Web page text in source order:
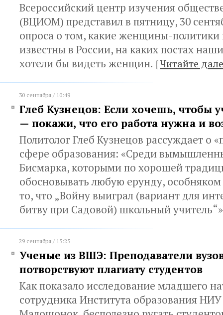
Всероссийский центр изучения
(ВЦИОМ) представил в пятницу, 30
опроса о том, какие женщины-политики
известны в России, на каких постах
хотели бы видеть женщин. {Читайте
30 сентября / 10:49
Глеб Кузнецов: Если хочешь, чтобы
— покажи, что его работа нужна и
Политолог Глеб Кузнецов рассуждает о
сфере образования: «Среди
Бисмарка, которыми по хорошей
обосновывать любую ерунду,
то, что „Войну выиграл (вариант для
битву при Садовой) школьный
29 сентября / 15:25
Ученые из ВШЭ: Преподаватели
потворствуют плагиату студентов
Как показало исследование младшего
сотрудника Института образования